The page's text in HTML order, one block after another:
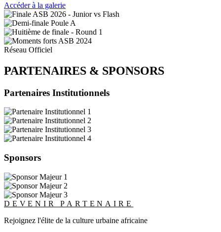
Accéder à la galerie
Réseau Officiel
PARTENAIRES & SPONSORS
Partenaires Institutionnels
Sponsors
DEVENIR PARTENAIRE
Rejoignez l'élite de la culture urbaine africaine